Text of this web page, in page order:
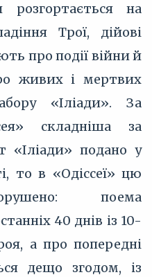
розгортається на
Трої, дійові
про події війни й
живих і мертвих
«Іліади». За
складніша за
«Іліади» подано у
то в «Одіссеї» цю
поема
40 днів із 10-
а про попередні
дещо згодом, із